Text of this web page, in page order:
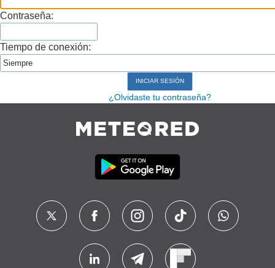
Contraseña:
Tiempo de conexión:
¿Olvidaste tu contraseña?